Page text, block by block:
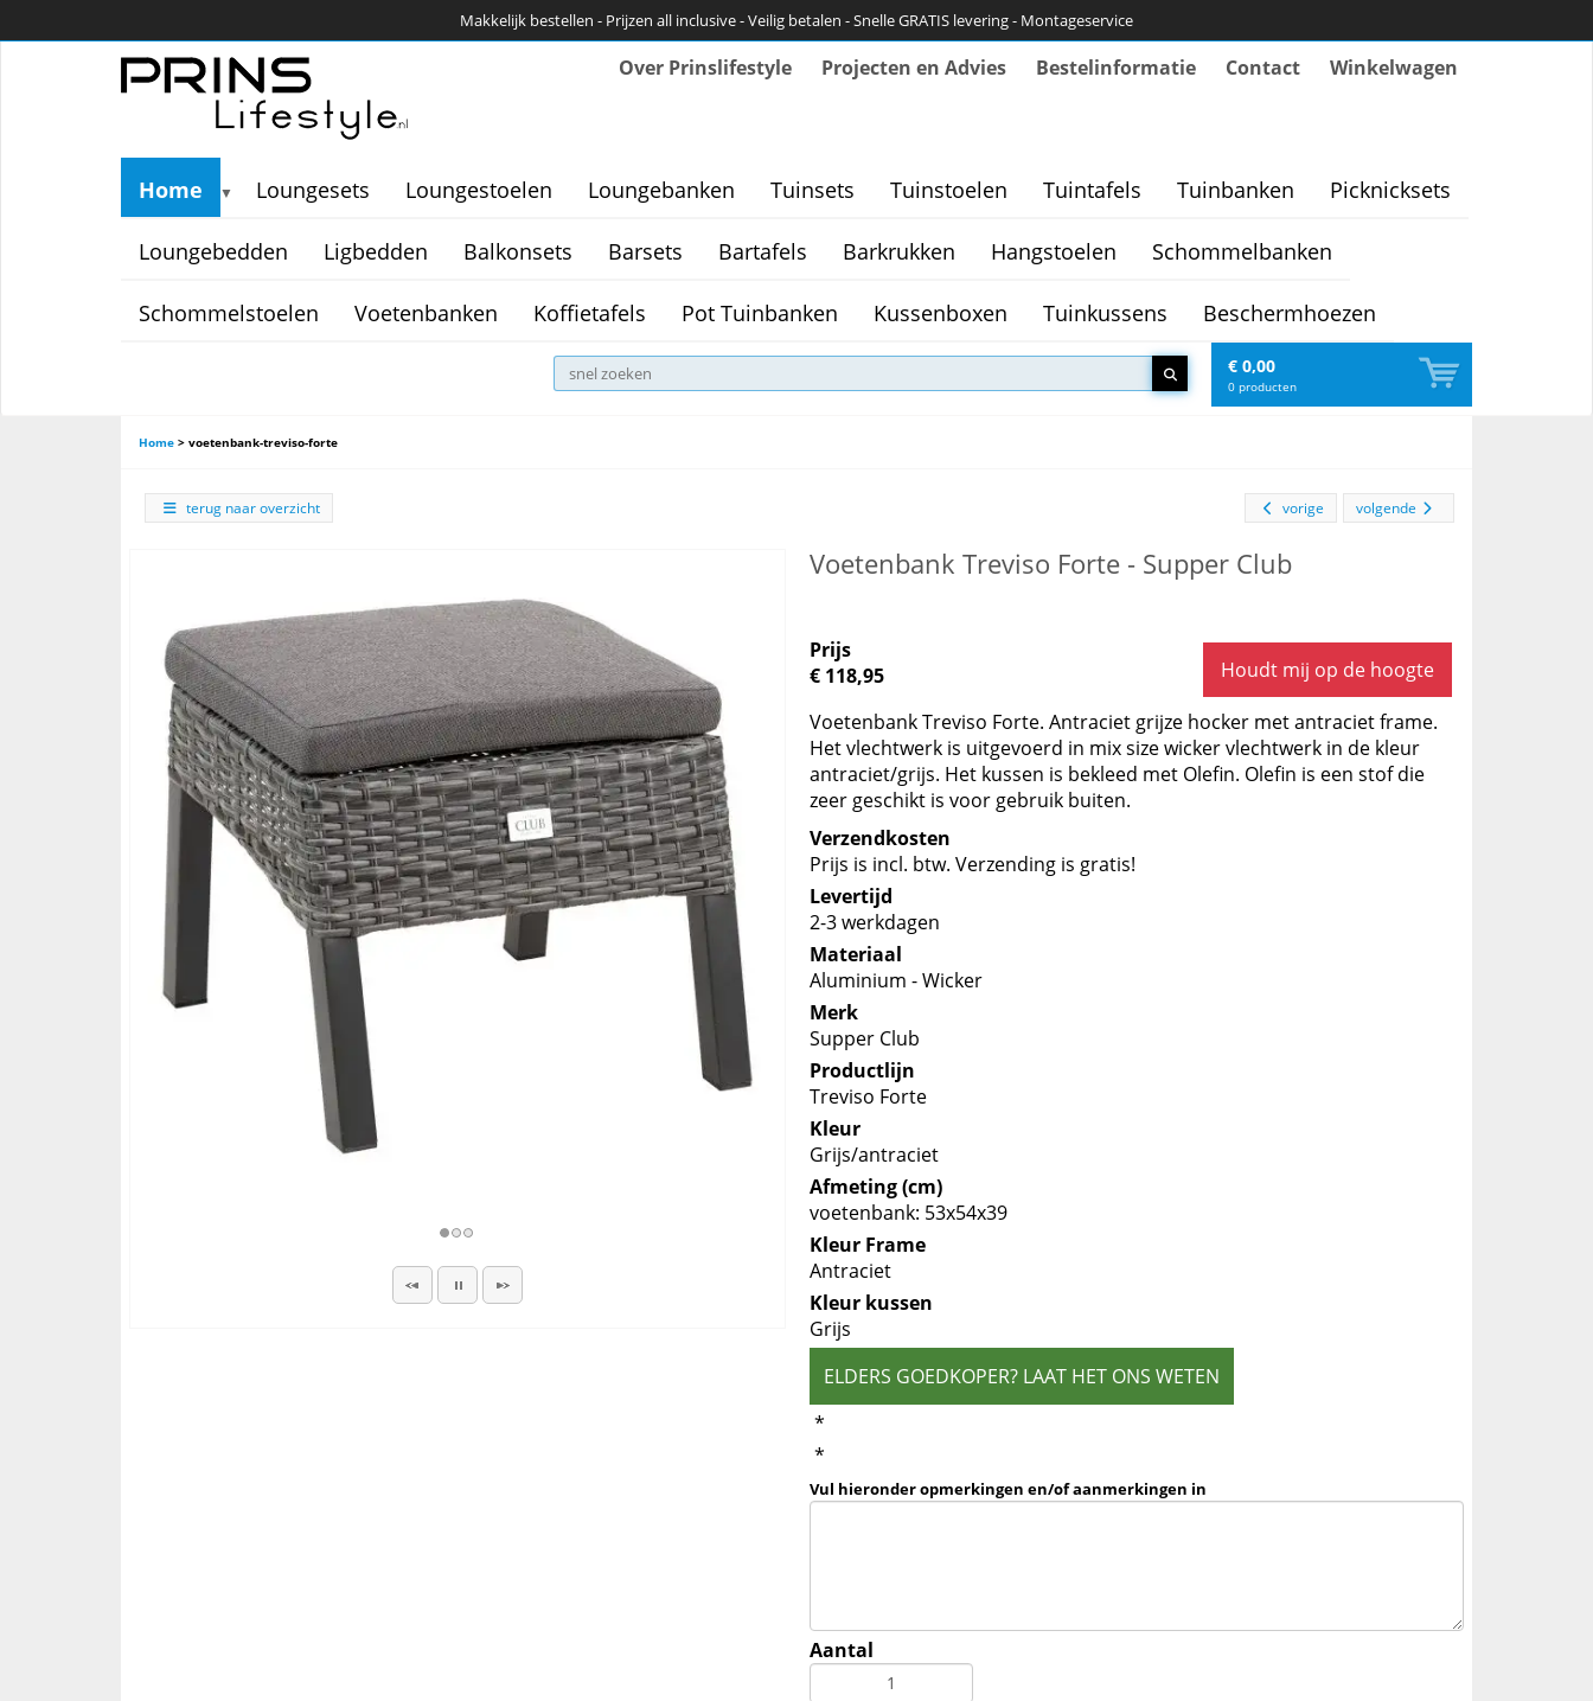
Makkelijk bestellen - Prijzen all inclusive - Veilig betalen - Snelle GRATIS levering - Montageservice
Over Prinslifestyle Projecten en Advies Bestelinformatie Contact Winkelwagen
Home ▼ Loungesets Loungestoelen Loungebanken Tuinsets Tuinstoelen Tuintafels Tuinbanken Picknicksets
Loungebedden Ligbedden Balkonsets Barsets Bartafels Barkrukken Hangstoelen Schommelbanken
Schommelstoelen Voetenbanken Koffietafels Pot Tuinbanken Kussenboxen Tuinkussens Beschermhoezen
€ 0,00
0 producten
Home > voetenbank-treviso-forte
terug naar overzicht volgende
vorige
Voetenbank Treviso Forte - Supper Club
Prijs
€ 118,95
Houdt mij op de hoogte
Voetenbank Treviso Forte. Antraciet grijze hocker met antraciet frame.
Het vlechtwerk is uitgevoerd in mix size wicker vlechtwerk in de kleur
antraciet/grijs. Het kussen is bekleed met Olefin. Olefin is een stof die
zeer geschikt is voor gebruik buiten.
Verzendkosten
Prijs is incl. btw. Verzending is gratis!
Levertijd
2-3 werkdagen
Materiaal
Aluminium - Wicker
Merk
Supper Club
Productlijn
Treviso Forte
Kleur
Grijs/antraciet
Afmeting (cm)
voetenbank: 53x54x39
Kleur Frame
Antraciet
Kleur kussen
Grijs
ELDERS GOEDKOPER? LAAT HET ONS WETEN
*
*
Vul hieronder opmerkingen en/of aanmerkingen in
Aantal